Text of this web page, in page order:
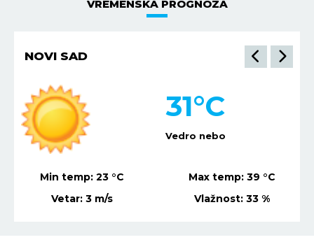
VREMENSKA PROGNOZA
NIŠ
Vedro nebo
30°C
Min temp:21 °C Max temp: 37 °C
Vetar:1 m/s Vlažnost: 32 %